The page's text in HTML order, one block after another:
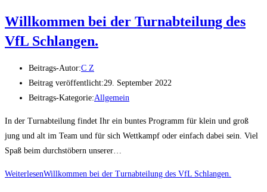
Willkommen bei der Turnabteilung des
VfL Schlangen.
Beitrags-Autor:C Z
Beitrag veröffentlicht:29. September 2022
Beitrags-Kategorie:Allgemein
In der Turnabteilung findet Ihr ein buntes Programm für klein und groß
jung und alt im Team und für sich Wettkampf oder einfach dabei sein. Viel
Spaß beim durchstöbern unserer…
WeiterlesenWillkommen bei der Turnabteilung des VfL Schlangen.